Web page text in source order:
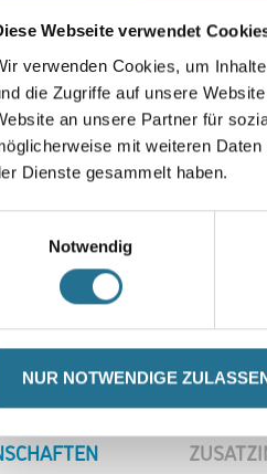
Webseite verwendet
verwenden Cookies, um
die Zugriffe auf unsere
an unsere Partner für
mit weiteren
Dienste gesammelt haben.
Notwendig
NUR NOTWENDIGE